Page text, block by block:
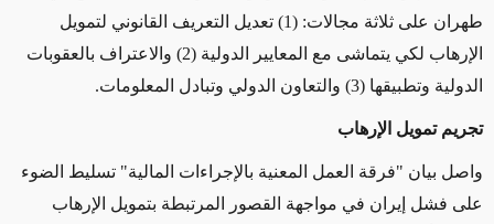
طهران على ثلاثة مجالات: (1) تعديل التعريف القانوني لتمويل
الإرهاب لكي يتماشى مع المعايير الدولية (2) والاعتراف بالعقوبات
الدولية وتطبيقها (3) والتعاون الدولي وتبادل المعلومات.
تجريم تمويل الإرهاب
واصل بيان "فرقة العمل المعنية بالإجراءات المالية" تسليط الضوء
على فشل إيران في مواجهة القصور المرتبطة بتمويل الإرهاب